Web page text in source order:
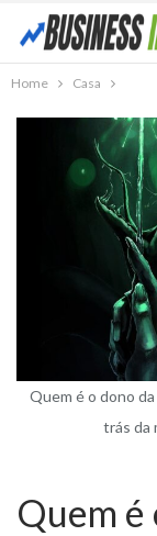
Home Casa
Quem é o dono
trás da
Quem é